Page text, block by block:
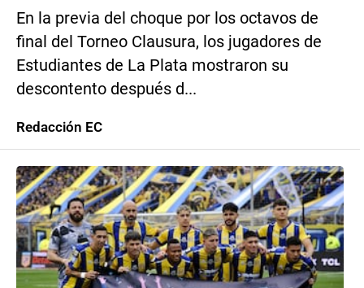
En la previa del choque por los octavos de
final del Torneo Clausura, los jugadores de
Estudiantes de La Plata mostraron su
descontento después d...
Redacción EC